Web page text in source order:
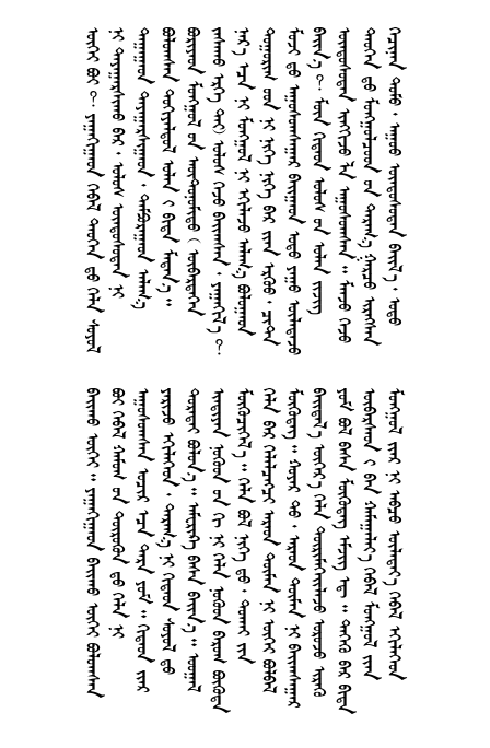
                                                                            
                                                                            